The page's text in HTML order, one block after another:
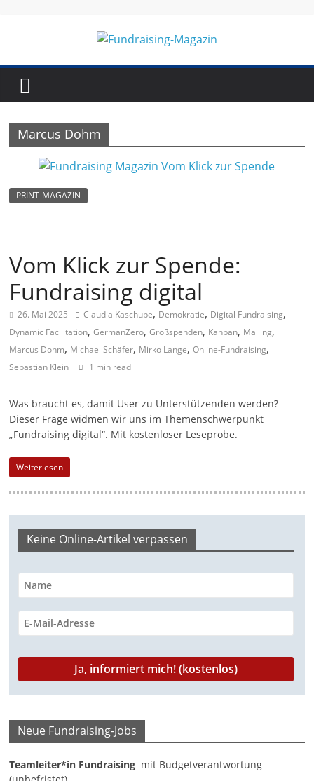
Fundraising-
Magazin
r
h
e
n
m
a
g
a
i
n
r
o
z
a
r
e
t
i
Marcus Dohm
PRINT-MAGAZIN
Vom Klick zur Spende:
Fundraising digital
26. Mai 2025 Claudia Kaschube, Demokratie, Digital Fundraising,
Dynamic Facilitation,GermanZero,Großspenden, Kanban, Mailing,
Marcus Dohm, Michael Schäfer, Mirko Lange,Online-Fundraising,
Sebastian Klein 1 min read
Was braucht es, damit User zu Unterstützenden werden?
Dieser Frage widmen wir uns im Themenschwerpunkt
„Fundraising digital“. Mit kostenloser Leseprobe.
Weiterlesen
Keine Online-Artikel verpassen
Neue Fundraising-Jobs
Teamleiter*in Fundraising mit Budgetverantwortung